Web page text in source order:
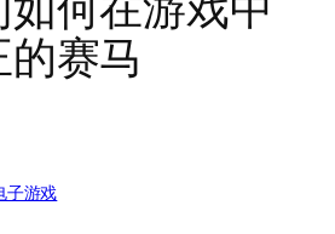
赛马
子游戏